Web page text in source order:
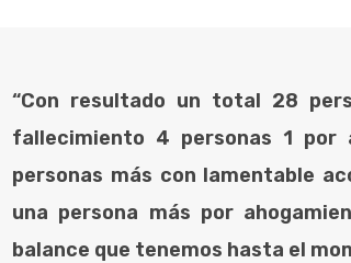
“Con resultado un total 28
fallecimiento 4 personas 1
personas más con lamentable
una persona más por
balance que tenemos hasta el